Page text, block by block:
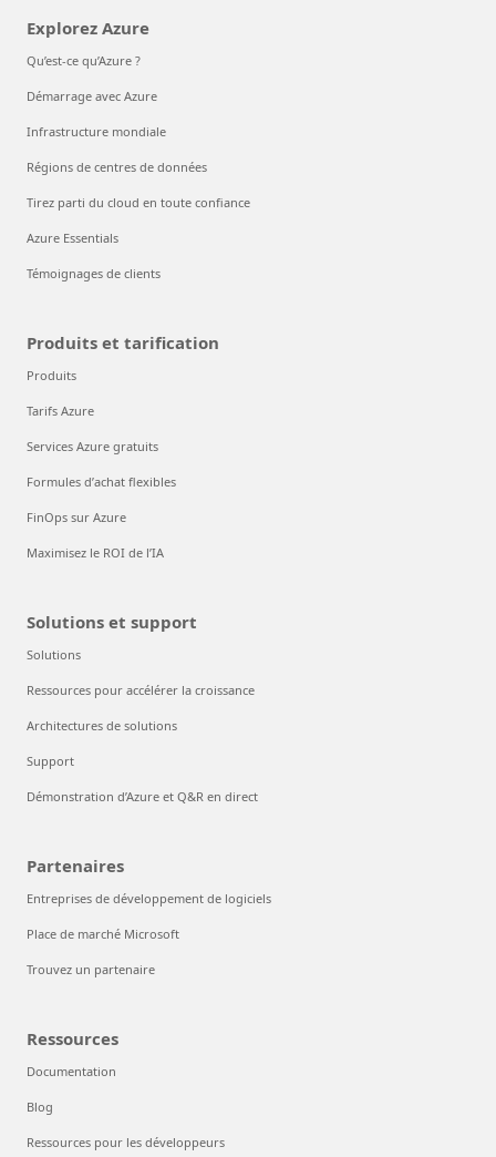
Explorez Azure
Qu’est-ce qu’Azure ?
Démarrage avec Azure
Infrastructure mondiale
Régions de centres de données
Tirez parti du cloud en toute confiance
Azure Essentials
Témoignages de clients
Produits et tarification
Produits
Tarifs Azure
Services Azure gratuits
Formules d’achat flexibles
FinOps sur Azure
Maximisez le ROI de l’IA
Solutions et support
Solutions
Ressources pour accélérer la croissance
Architectures de solutions
Support
Démonstration d’Azure et Q&R en direct
Partenaires
Entreprises de développement de logiciels
Place de marché Microsoft
Trouvez un partenaire
Ressources
Documentation
Blog
Ressources pour les développeurs